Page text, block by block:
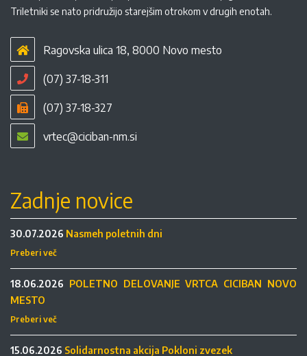
Triletniki se nato pridružijo starejšim otrokom v drugih enotah.
Ragovska ulica 18, 8000 Novo mesto
(07) 37-18-311
(07) 37-18-327
vrtec@ciciban-nm.si
Zadnje novice
30.07.2026 Nasmeh poletnih dni
Preberi več
18.06.2026 POLETNO DELOVANJE VRTCA CICIBAN NOVO
MESTO
Preberi več
15.06.2026 Solidarnostna akcija Pokloni zvezek